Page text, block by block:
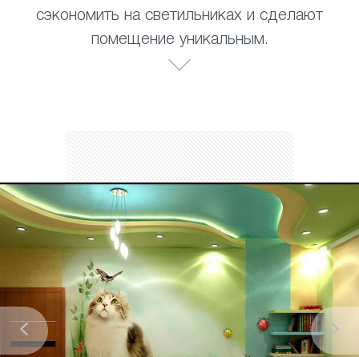
сэкономить на светильниках и сделают
помещение уникальным.